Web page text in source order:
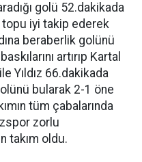
golü 52.dakikada
iyi takip ederek
beraberlik golünü
artırıp Kartal
Yıldız 66.dakikada
bularak 2-1 öne
tüm çabalarında
zorlu
takım oldu.